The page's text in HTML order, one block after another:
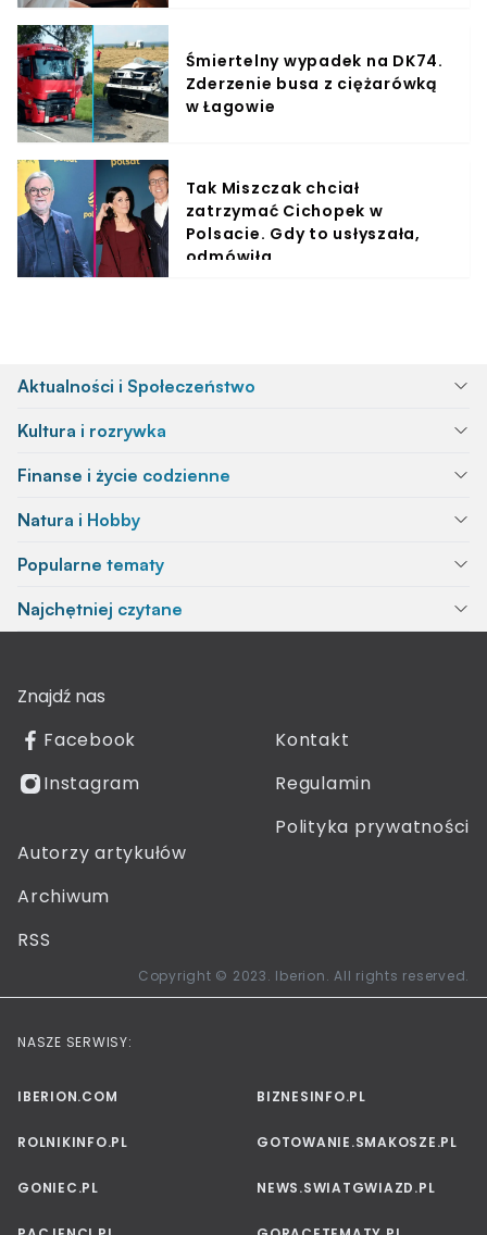
Śmiertelny wypadek na DK74.
Zderzenie busa z ciężarówką
w Łagowie
Tak Miszczak chciał
zatrzymać Cichopek w
Polsacie. Gdy to usłyszała,
odmówiła
Aktualności i Społeczeństwo
Kultura i rozrywka
Finanse i życie codzienne
Natura i Hobby
Popularne tematy
Najchętniej czytane
Znajdź nas
Facebook
Instagram
Kontakt
Regulamin
Polityka prywatności
Autorzy artykułów
Archiwum
RSS
Copyright © 2023. Iberion. All rights reserved.
NASZE SERWISY:
IBERION.COM BIZNESINFO.PL
ROLNIKINFO.PL GOTOWANIE.SMAKOSZE.PL
GONIEC.PL NEWS.SWIATGWIAZD.PL